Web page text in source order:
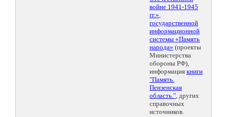
войне 1941-1945
гг.»,
государственной
информационной
системы «Память
народа» (проекты
Министерства
обороны РФ),
информация книги
"Память.
Пензенская
область.", других
справочных
источников.